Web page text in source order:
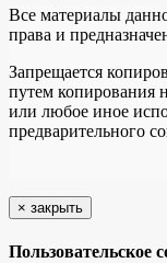
Все материалы
права и
Запрещается
путем копирования
или любое иное
предварительного
× закрыть
Пользовательское